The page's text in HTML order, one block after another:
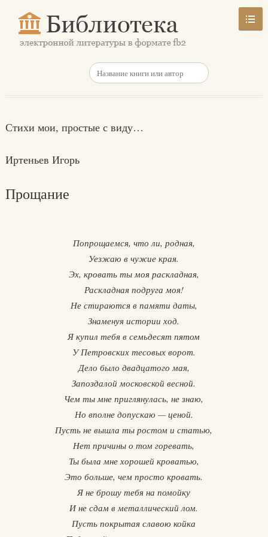
Стихи мои, простые с виду…
Иртеньев Игорь
Прощание
Попрощаемся, что ли, родная,
Уезжаю в чужие края.
Эх, кровать ты моя раскладная,
Раскладная подруга моя!
Не стираются в памяти даты,
Знаменуя истории ход.
Я купил тебя в семьдесят пятом
У Петровских тесовых ворот.
Дело было двадцатого мая,
Запоздалой московской весной.
Чем ты мне приглянулась, не знаю,
Но вполне допускаю — ценой.
Пусть не вышла ты ростом и статью,
Нет причины о том горевать,
Ты была мне хорошей кроватью,
Это больше, чем просто кровать.
Я не брошу тебя на помойку
И не сдам в металлический лом.
Пусть покрытая славою койка